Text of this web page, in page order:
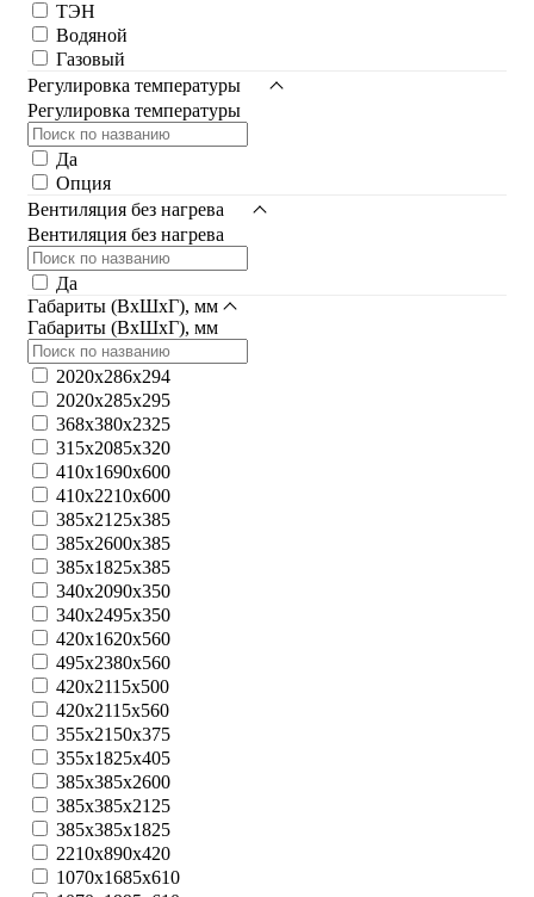
ТЭН
Водяной
Газовый
Регулировка температуры
Регулировка температуры
Да
Опция
Вентиляция без нагрева
Вентиляция без нагрева
Да
Габариты (ВхШхГ), мм
Габариты (ВхШхГ), мм
2020x286х294
2020х285х295
368x380x2325
315х2085х320
410х1690х600
410х2210х600
385x2125x385
385x2600x385
385x1825x385
340х2090х350
340х2495х350
420х1620х560
495х2380х560
420х2115х500
420х2115х560
355х2150х375
355х1825х405
385x385x2600
385x385x2125
385x385x1825
2210x890x420
1070x1685x610